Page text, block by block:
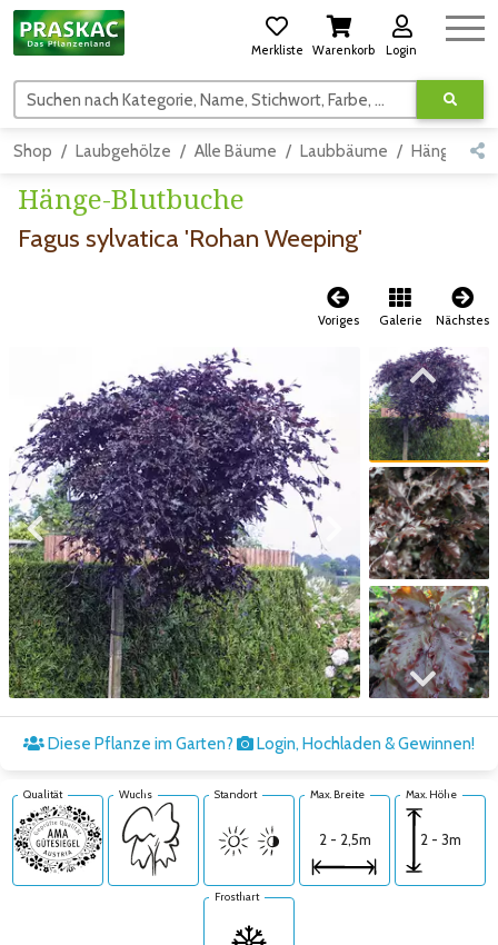
Merkliste Warenkorb Login
Suchen nach Kategorie, Name, Stichwort, Farbe, usw.
Shop Laubgehölze Alle Bäume Laubbäume Hängeform
Hänge-Blutbuche
Fagus sylvatica 'Rohan Weeping'
Voriges Galerie Nächstes
Zum vorigen Bild Zum nächsten Bild
Zum vorigen Bild
Zum nächsten Bild
Diese Pflanze im Garten? Login, Hochladen & Gewinnen!
Qualität Wuchs Standort Max. Breite
2 - 2,5m
Max. Höhe
2 - 3m
Frosthart